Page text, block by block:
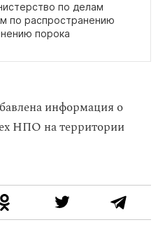
по делам
по распространению
порока
информация о
НПО на территории